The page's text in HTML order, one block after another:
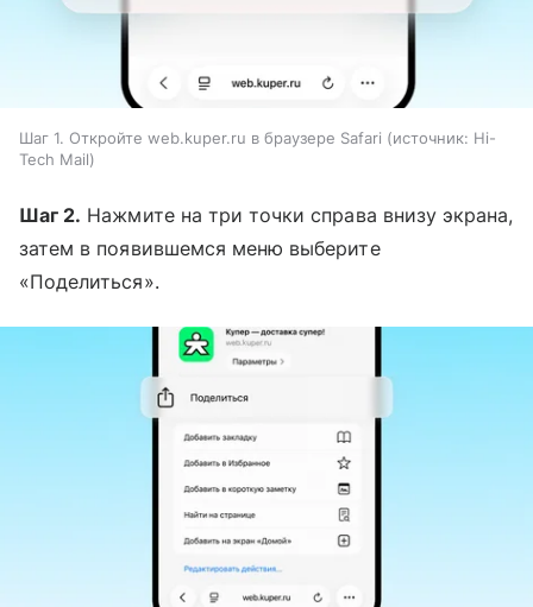
Шаг 1. Откройте web.kuper.ru в браузере Safari источник: Hi-
Tech Mail
Шаг 2. Нажмите на три точки справа внизу экрана,
затем в появившемся меню выберите
«Поделиться».